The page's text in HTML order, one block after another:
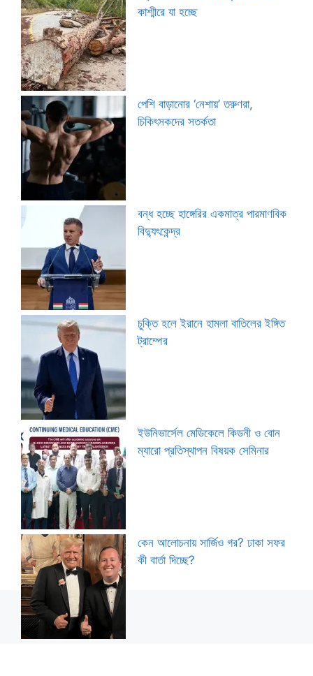
কাশ্মীরে যা হচ্ছে
পেশি বাড়ানোর ‘নেশায়’ তরুণরা,
চিকিৎসকদের সতর্কতা
বন্ধ হচ্ছে হাঙ্গেরির একমাত্র পারমাণবিক
বিদ্যুৎকেন্দ্র
চুক্তি হলে ইরানে হামলা বাতিলের ইঙ্গিত
ট্রাম্পের
ইউনিভার্সেল মেডিকেলে কিডনী ও বোন
ম্যারো প্রতিস্থাপন বিষয়ক সেমিনার
কেন আলোচনায় সার্জিও গর? ঢাকা সফর
কী বার্তা দিচ্ছে?